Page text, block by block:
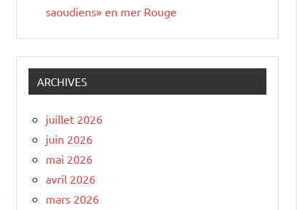
saoudiens» en mer Rouge
ARCHIVES
juillet 2026
juin 2026
mai 2026
avril 2026
mars 2026